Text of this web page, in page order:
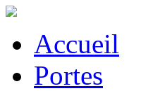
Accueil
Portes